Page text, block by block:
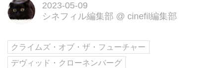
2023-05-09
シネフィル編集部 @ cinefil編集部
クライムズ・オブ・ザ・フューチャー
デヴィッド・クローネンバーグ